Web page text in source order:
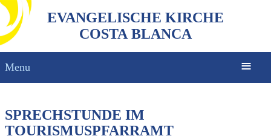
EVANGELISCHE KIRCHE
COSTA BLANCA
Menu
SPRECHSTUNDE IM
TOURISMUSPFARRAMT